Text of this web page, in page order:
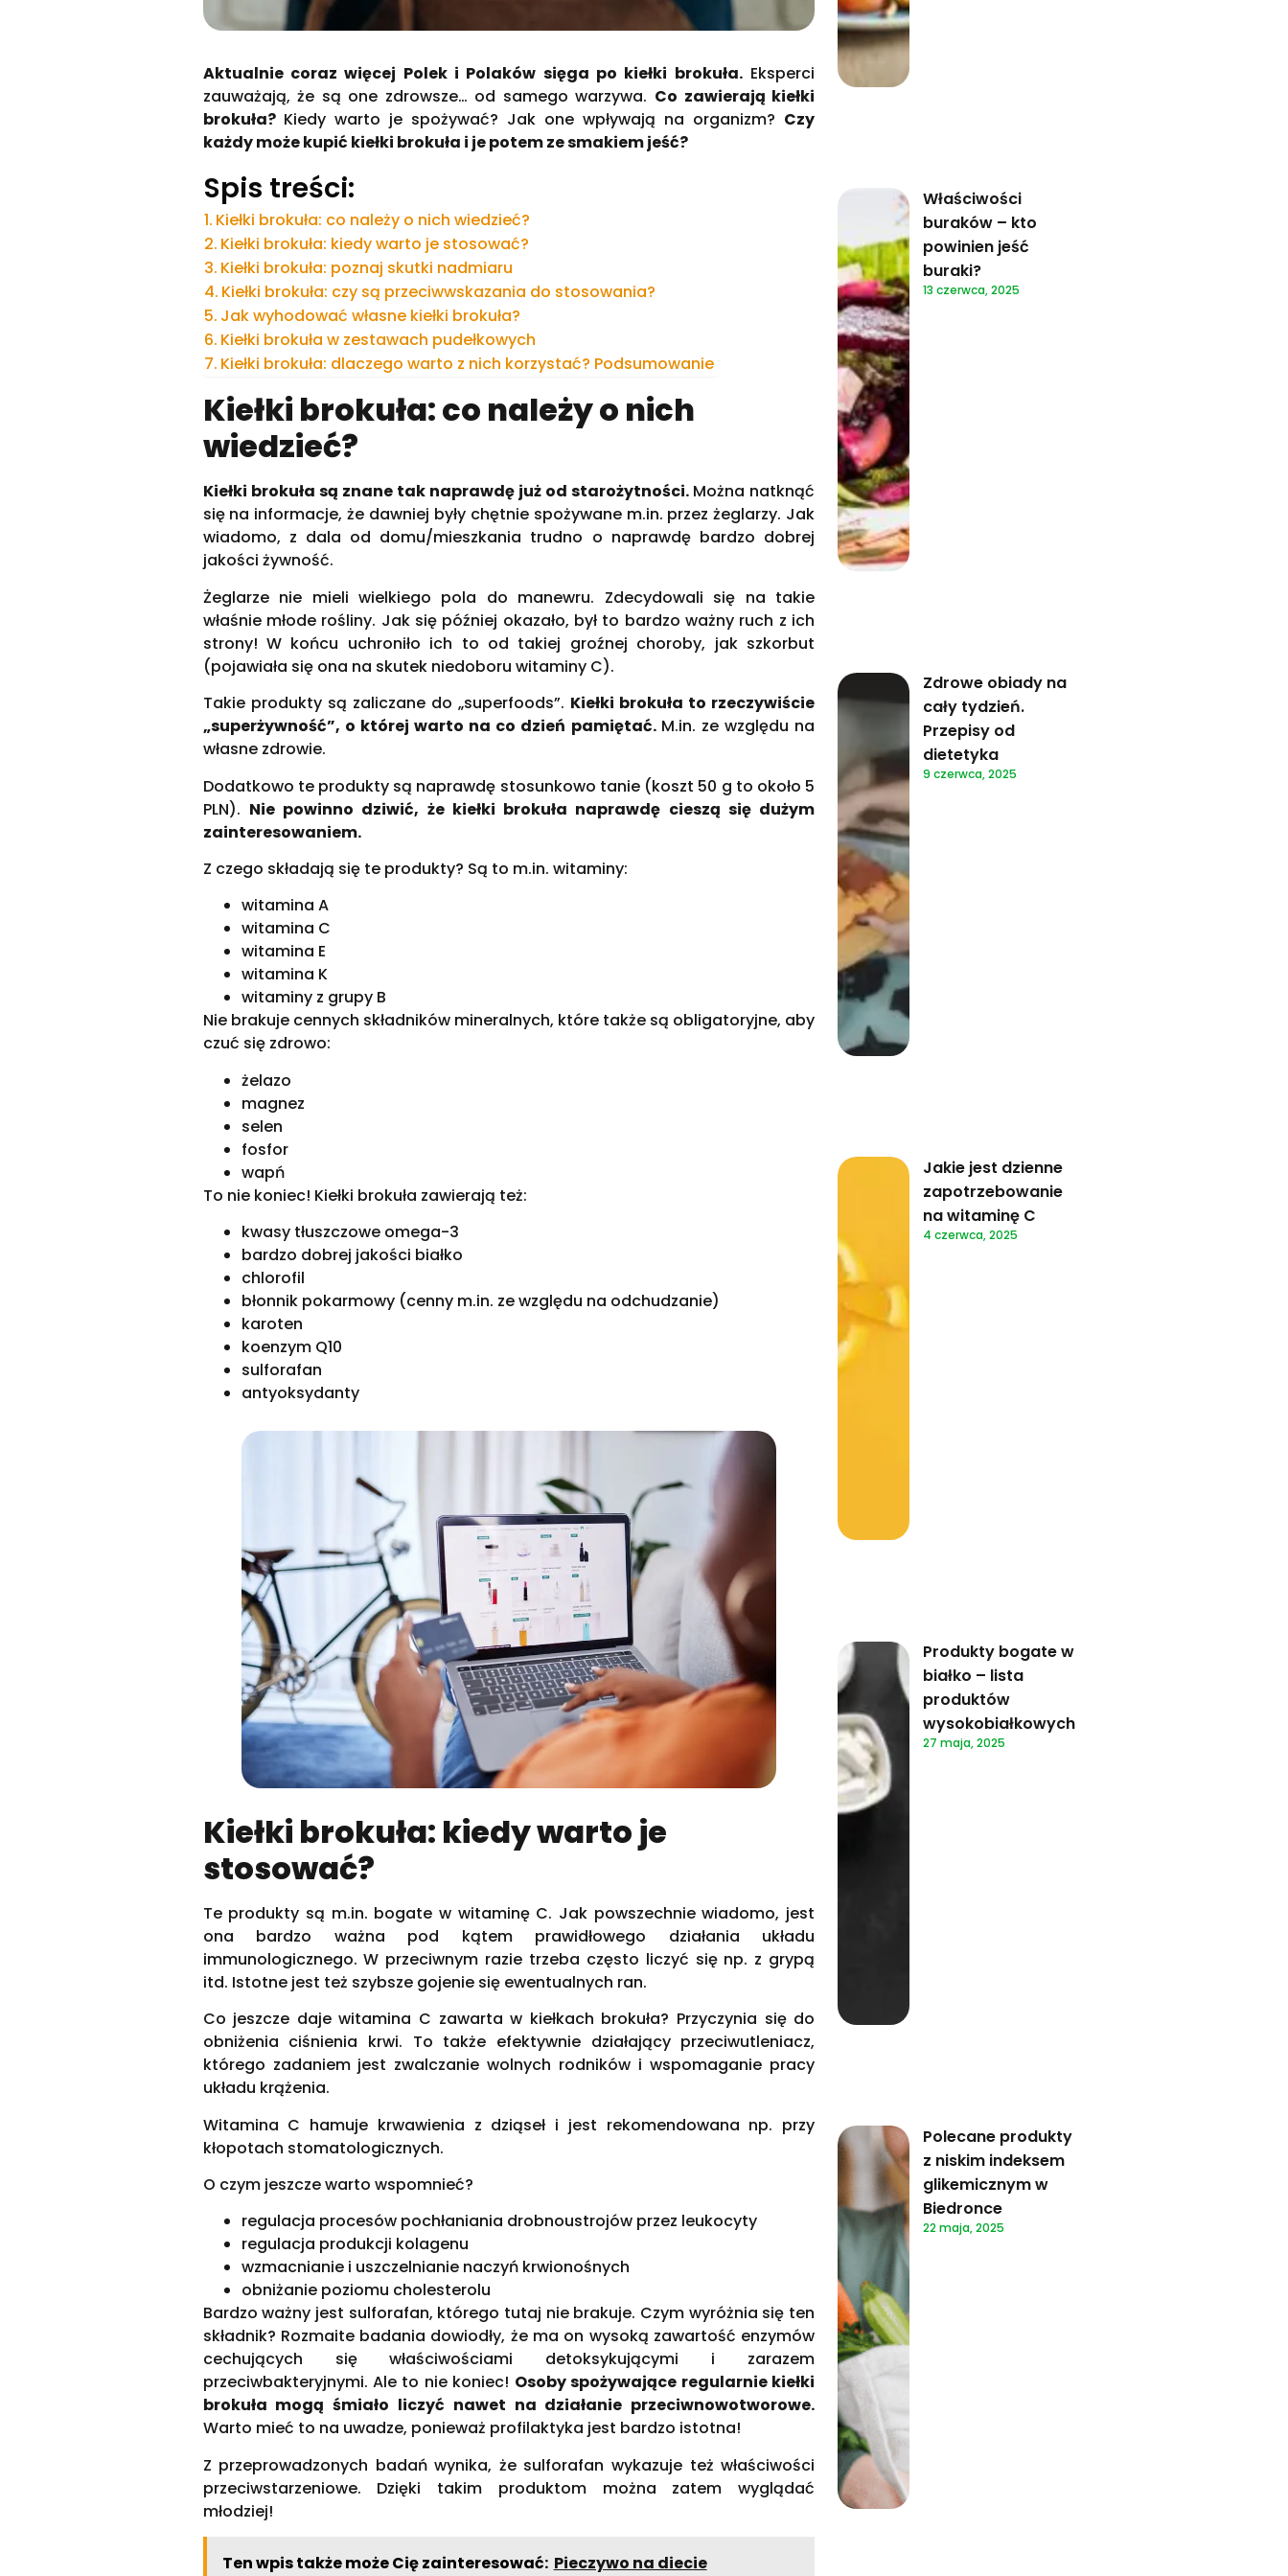
Aktualnie coraz więcej Polek i Polaków sięga po kiełki brokuła.Eksperci
zauważają, że są one zdrowsze… od samego warzywa. Co zawierają kiełki
brokuła? Kiedy warto je spożywać? Jak one wpływają na organizm? Czy
każdy może kupić kiełki brokuła i je potem ze smakiem jeść?
Spis treści:
Kiełki brokuła: co należy o nich wiedzieć?
Kiełki brokuła: kiedy warto je stosować?
Kiełki brokuła: poznaj skutki nadmiaru
Kiełki brokuła: czy są przeciwwskazania do stosowania?
Jak wyhodować własne kiełki brokuła?
Kiełki brokuła w zestawach pudełkowych
Kiełki brokuła: dlaczego warto z nich korzystać? Podsumowanie
Kiełki brokuła: co należy o nich
wiedzieć?
Kiełki brokuła są znane tak naprawdę już od starożytności. Można natknąć
się na informacje, że dawniej były chętnie spożywane m.in. przez żeglarzy. Jak
wiadomo, z dala od domu/mieszkania trudno o naprawdę bardzo dobrej
jakości żywność.
Żeglarze nie mieli wielkiego pola do manewru. Zdecydowali się na takie
właśnie młode rośliny. Jak się później okazało, był to bardzo ważny ruch z ich
strony! W końcu uchroniło ich to od takiej groźnej choroby, jak szkorbut
(pojawiała się ona na skutek niedoboru witaminy C).
Takie produkty są zaliczane do „superfoods”. Kiełki brokuła to rzeczywiście
„superżywność”, o której warto na co dzień pamiętać. M.in. ze względu na
własne zdrowie.
Dodatkowo te produkty są naprawdę stosunkowo tanie (koszt 50 g to około 5
PLN). Nie powinno dziwić, że kiełki brokuła naprawdę cieszą się dużym
zainteresowaniem.
Z czego składają się te produkty? Są to m.in. witaminy:
witamina A
witamina C
witamina E
witamina K
witaminy z grupy B
Nie brakuje cennych składników mineralnych, które także są obligatoryjne, aby
czuć się zdrowo:
żelazo
magnez
selen
fosfor
wapń
To nie koniec! Kiełki brokuła zawierają też:
kwasy tłuszczowe omega-3
bardzo dobrej jakości białko
chlorofil
błonnik pokarmowy (cenny m.in. ze względu na odchudzanie)
karoten
koenzym Q10
sulforafan
antyoksydanty
Kiełki brokuła: kiedy warto je
stosować?
Te produkty są m.in. bogate w witaminę C. Jak powszechnie wiadomo, jest
ona bardzo ważna pod kątem prawidłowego działania układu
immunologicznego. W przeciwnym razie trzeba często liczyć się np. z grypą
itd. Istotne jest też szybsze gojenie się ewentualnych ran.
Co jeszcze daje witamina C zawarta w kiełkach brokuła? Przyczynia się do
obniżenia ciśnienia krwi. To także efektywnie działający przeciwutleniacz,
którego zadaniem jest zwalczanie wolnych rodników i wspomaganie pracy
układu krążenia.
Witamina C hamuje krwawienia z dziąseł i jest rekomendowana np. przy
kłopotach stomatologicznych.
O czym jeszcze warto wspomnieć?
regulacja procesów pochłaniania drobnoustrojów przez leukocyty
regulacja produkcji kolagenu
wzmacnianie i uszczelnianie naczyń krwionośnych
obniżanie poziomu cholesterolu
Bardzo ważny jest sulforafan, którego tutaj nie brakuje. Czym wyróżnia się ten
składnik? Rozmaite badania dowiodły, że ma on wysoką zawartość enzymów
cechujących się właściwościami detoksykującymi i zarazem
przeciwbakteryjnymi. Ale to nie koniec! Osoby spożywające regularnie kiełki
brokuła mogą śmiało liczyć nawet na działanie przeciwnowotworowe.
Warto mieć to na uwadze, ponieważ profilaktyka jest bardzo istotna!
Z przeprowadzonych badań wynika, że sulforafan wykazuje też właściwości
przeciwstarzeniowe. Dzięki takim produktom można zatem wyglądać
młodziej!
Ten wpis także może Cię zainteresować: Pieczywo na diecie
Właściwości
buraków – kto
powinien jeść
buraki?
13 czerwca, 2025
Zdrowe obiady na
cały tydzień.
Przepisy od
dietetyka
9 czerwca, 2025
Jakie jest dzienne
zapotrzebowanie
na witaminę C
4 czerwca, 2025
Produkty bogate w
białko – lista
produktów
wysokobiałkowych
27 maja, 2025
Polecane produkty
z niskim indeksem
glikemicznym w
Biedronce
22 maja, 2025